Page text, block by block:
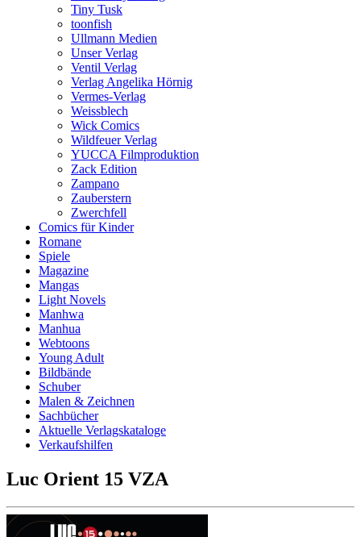
Tiny Tusk
toonfish
Ullmann Medien
Unser Verlag
Ventil Verlag
Verlag Angelika Hörnig
Vermes-Verlag
Weissblech
Wick Comics
Wildfeuer Verlag
YUCCA Filmproduktion
Zack Edition
Zampano
Zauberstern
Zwerchfell
Comics für Kinder
Romane
Spiele
Magazine
Mangas
Light Novels
Manhwa
Manhua
Webtoons
Young Adult
Bildbände
Schuber
Malen & Zeichnen
Sachbücher
Aktuelle Verlagskataloge
Verkaufshilfen
Luc Orient 15 VZA